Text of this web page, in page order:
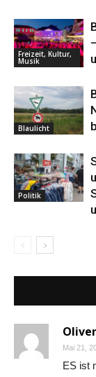
Freizeit, Kultur,
Musik
Blaulicht
Politik
Oliver
Mai 21,
ES ist